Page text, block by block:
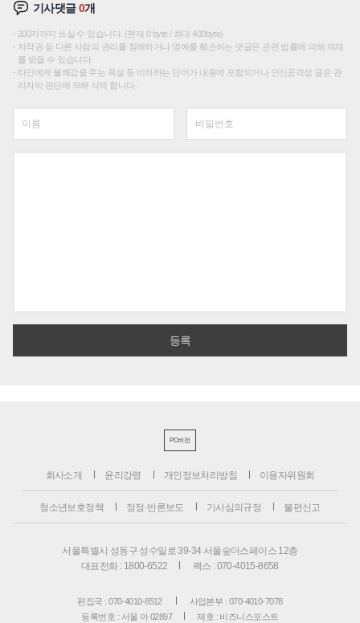
기사댓글0개
200자까지 쓰실 수 있습니다. (현재 0 byte / 최대 400byte)
저작권 등 다른 사람의 권리를 침해하거나 명예를 훼손하는 댓글은 관련 법률에 의해 제재
를 받을 수 있습니다.
타인에게 불쾌감을 주는 욕설 등 비하하는 단어가 내용에 포함되거나 인신공격성 글은 관
리자의 판단에 의해 삭제 합니다.
PC버전
회사소개 윤리강령 개인정보처리방침 이용자위원회
청소년보호정책 정정·반론보도 기사심의규정 불편신고
서울특별시 성동구 성수일로 39-34 서울숲더스페이스 12층
대표전화 : 1800-6522
팩스 : 070-4015-8658
편집국 : 070-4010-8512
사업본부 : 070-4010-7078
등록번호 : 서울 아 02897
제호 : 비즈니스포스트